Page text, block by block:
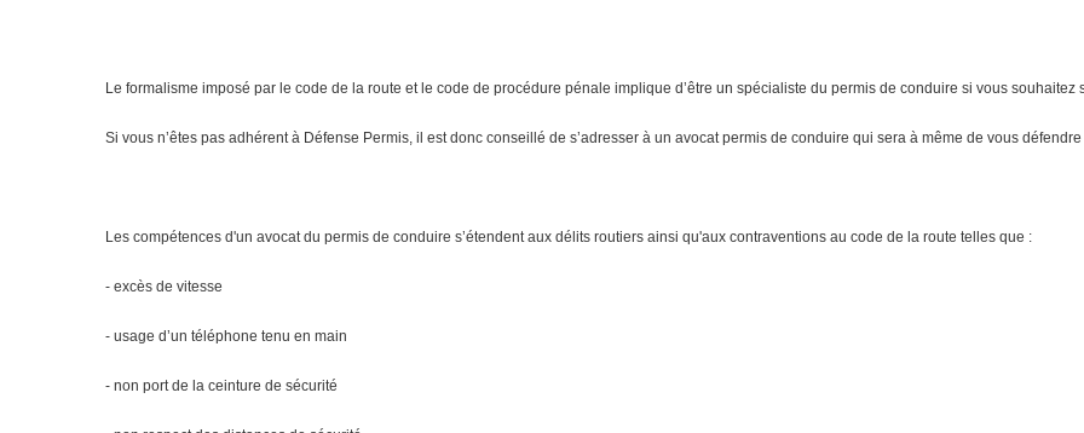
Le formalisme imposé par le code de la route et le code de procédure pénale implique d’être un spécialiste du permis de conduire si vous souhaitez
Si vous n’êtes pas adhérent à Défense Permis, il est donc conseillé de s’adresser à un avocat permis de conduire qui sera à même de vous
Les compétences d'un avocat du permis de conduire s’étendent aux délits routiers ainsi qu'aux contraventions au code de la route telles que :
- excès de vitesse
- usage d’un téléphone tenu en main
- non port de la ceinture de sécurité